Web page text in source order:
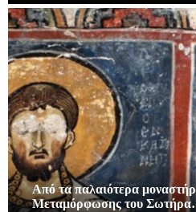
Από τα παλαιότερα
Μεταμόρφωσης του